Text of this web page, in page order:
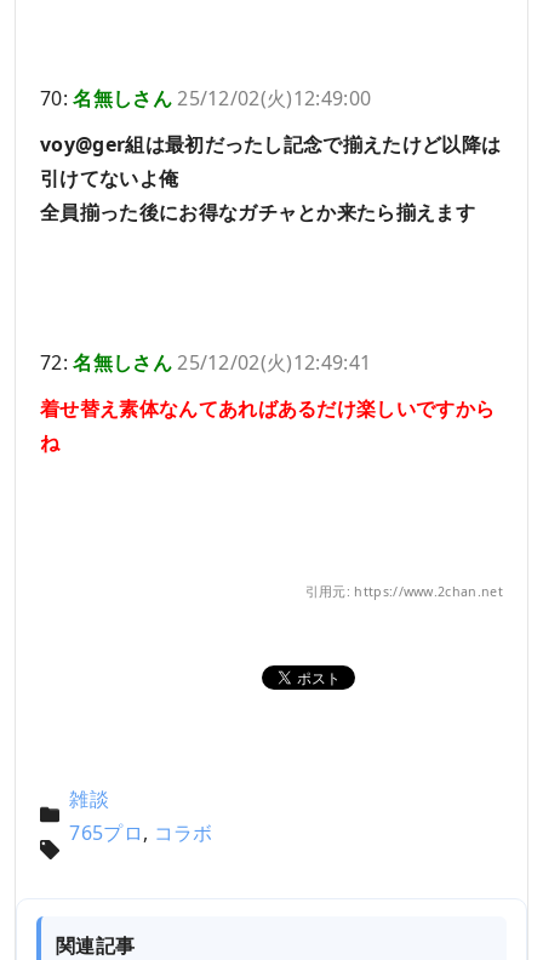
70:名無しさん25/12/02(火)12:49:00
voy@ger組は最初だったし記念で揃えたけど以降は
引けてないよ俺
全員揃った後にお得なガチャとか来たら揃えます
72:名無しさん25/12/02(火)12:49:41
着せ替え素体なんてあればあるだけ楽しいですから
ね
引用元: https://www.2chan.net
雑談
765プロ, コラボ
関連記事